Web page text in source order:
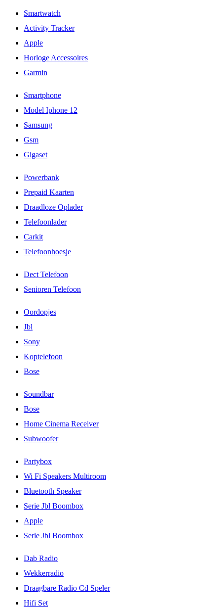
Smartwatch
Activity Tracker
Apple
Horloge Accessoires
Garmin
Smartphone
Model Iphone 12
Samsung
Gsm
Gigaset
Powerbank
Prepaid Kaarten
Draadloze Oplader
Telefoonlader
Carkit
Telefoonhoesje
Dect Telefoon
Senioren Telefoon
Oordopjes
Jbl
Sony
Koptelefoon
Bose
Soundbar
Bose
Home Cinema Receiver
Subwoofer
Partybox
Wi Fi Speakers Multiroom
Bluetooth Speaker
Serie Jbl Boombox
Apple
Serie Jbl Boombox
Dab Radio
Wekkerradio
Draagbare Radio Cd Speler
Hifi Set